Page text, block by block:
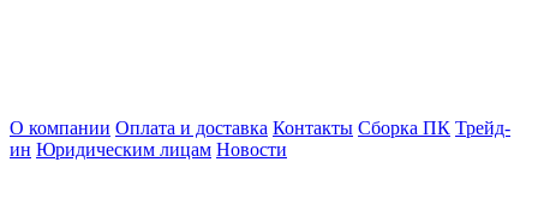
О компании Оплата и доставка Контакты Сборка ПК Трейд-
ин Юридическим лицам Новости